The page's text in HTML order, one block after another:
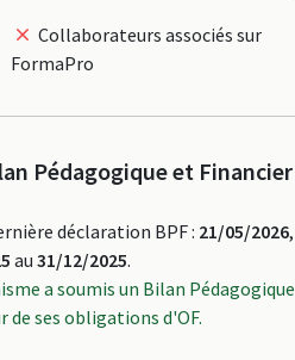
Collaborateurs associés sur
FormaPro
Pédagogique et Financier
déclaration BPF : 21/05/2026
au 31/12/2025.
a soumis un Bilan
de ses obligations d'OF.